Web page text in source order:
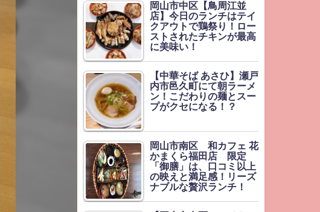
岡山市中区【鳥周江並
店】今日のランチはテイ
クアウトで鶏祭り！ロー
ストされたチキンが最高
に美味い！
【中華そば あさひ】瀬戸
内市邑久町にて朝ラーメ
ン！こだわりの麺とスー
プがクセになる！？
岡山市南区 和カフェ 花
かまくら福田店 限定
「御膳」は、口コミ以上
の映えと満足感！リーズ
ナブルな贅沢ランチ！